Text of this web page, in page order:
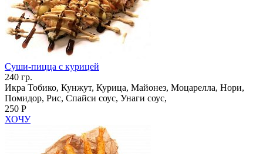
Суши-пицца с курицей
240 гр.
Икра Тобико, Кунжут, Курица, Майонез, Моцарелла, Нори,
Помидор, Рис, Спайси соус, Унаги соус,
250 Р
ХОЧУ